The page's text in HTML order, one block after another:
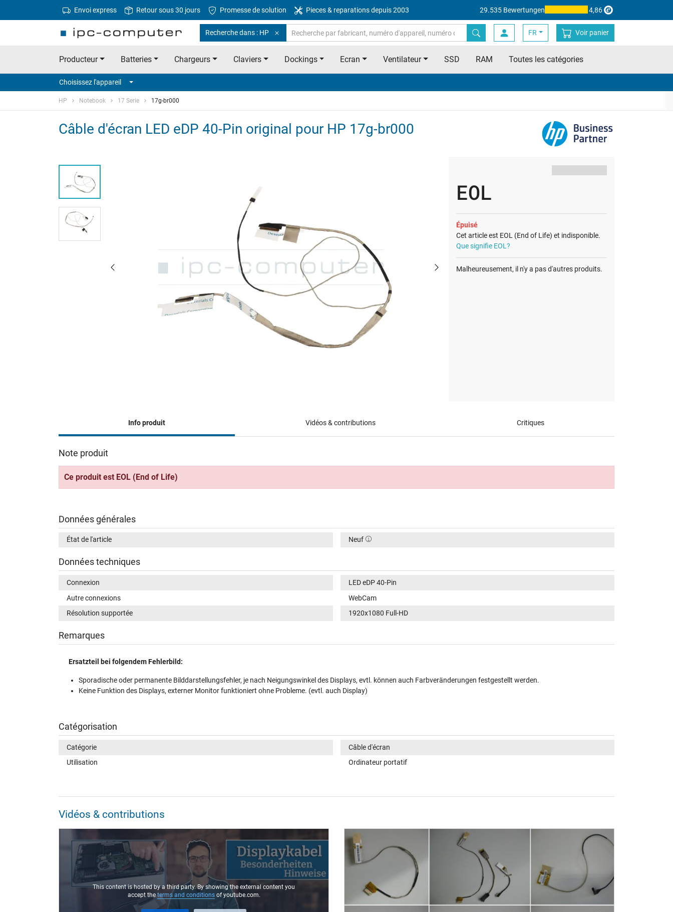
Envoi express Retour sous 30 jours Promesse de solution Pieces & reparations depuis 2003 29.535 Bewertungen 4,86
Recherche dans : HP FR Voir panier
Producteur Batteries Chargeurs Claviers Dockings Ecran Ventilateur SSD RAM Toutes les catégories
Choisissez l'appareil
HP Notebook 17 Serie 17g-br000
Câble d'écran LED eDP 40-Pin original pour HP 17g-br000
EOL
Épuisé
Cet article est EOL (End of Life) et indisponible.
Que signifie EOL?
Malheureusement, il n'y a pas d'autres produits.
Info produit Vidéos & contributions Critiques
Note produit
Ce produit est EOL (End of Life)
Données générales
État de l'article Neuf
Données techniques
Connexion
LED eDP 40-Pin
Autre connexions
WebCam
Résolution supportée
1920x1080 Full-HD
Remarques
Ersatzteil bei folgendem Fehlerbild:
Sporadische oder permanente Bilddarstellungsfehler, je nach Neigungswinkel des Displays, evtl. können auch Farbveränderungen festgestellt werden.
Keine Funktion des Displays, externer Monitor funktioniert ohne Probleme. (evtl. auch Display)
Catégorisation
Catégorie
Câble d'écran
Utilisation
Ordinateur portatif
Vidéos & contributions
This content is hosted by a third party. By showing the external content you
accept theterms and conditionsof youtube.com.